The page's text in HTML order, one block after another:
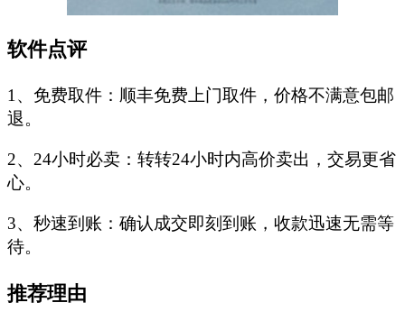
软件点评
1、免费取件：顺丰免费上门取件，价格不满意包邮
退。
2、24小时必卖：转转24小时内高价卖出，交易更省
心。
3、秒速到账：确认成交即刻到账，收款迅速无需等
待。
推荐理由